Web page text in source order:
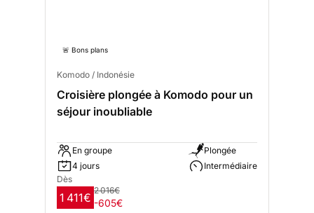
🚨 Bons plans
Komodo / Indonésie
Croisière plongée à Komodo pour un
séjour inoubliable
En groupe
4 jours
Plongée
Intermédiaire
Dès
1 411€
2 016€
-605€